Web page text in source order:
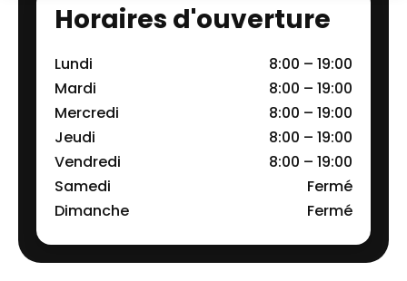
Horaires d'ouverture
Lundi
8:00 – 19:00
Mardi
8:00 – 19:00
Mercredi
8:00 – 19:00
Jeudi
8:00 – 19:00
Vendredi
8:00 – 19:00
Samedi
Fermé
Dimanche
Fermé